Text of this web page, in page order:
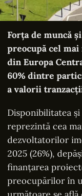
Forţa de muncă
preocupă cel
din Europa
60% dintre
a valorii
Disponibilitatea
reprezintă cea
dezvoltatorilor
2025 (26%),
finanţarea
preocupărilor în